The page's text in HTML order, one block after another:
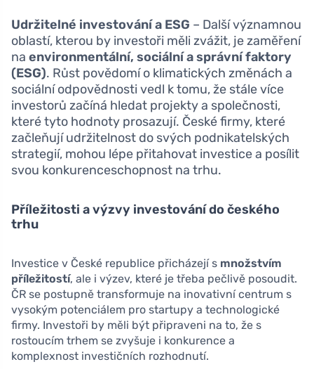
Udržitelné investování a ESG – Další významnou
oblastí, kterou by investoři měli zvážit, je zaměření
na environmentální, sociální a správní faktory
(ESG). Růst povědomí o klimatických změnách a
sociální odpovědnosti vedl k tomu, že stále více
investorů začíná hledat projekty a společnosti,
které tyto hodnoty prosazují. České firmy, které
začleňují udržitelnost do svých podnikatelských
strategií, mohou lépe přitahovat investice a posílit
svou konkurenceschopnost na trhu.
Příležitosti a výzvy investování do českého
trhu
Investice v České republice přicházejí s množstvím
příležitostí, ale i výzev, které je třeba pečlivě posoudit.
ČR se postupně transformuje na inovativní centrum s
vysokým potenciálem pro startupy a technologické
firmy. Investoři by měli být připraveni na to, že s
rostoucím trhem se zvyšuje i konkurence a
komplexnost investičních rozhodnutí.